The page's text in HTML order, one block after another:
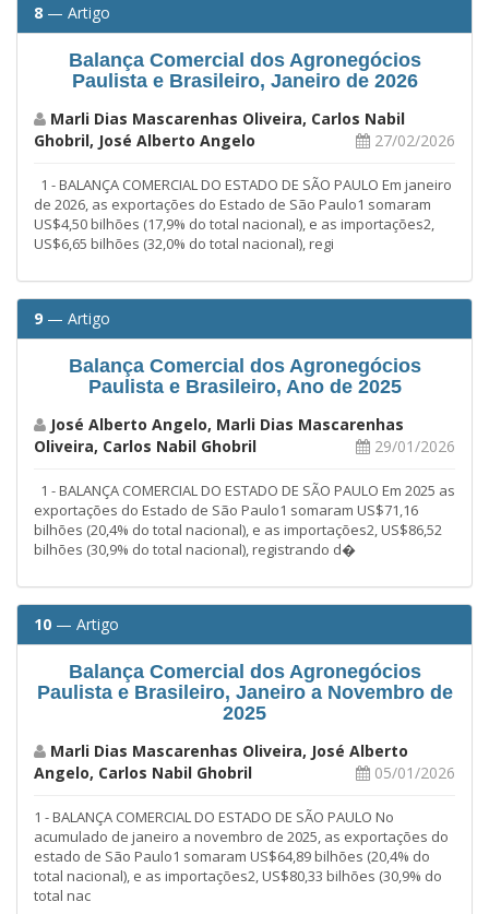
8 — Artigo
Balança Comercial dos Agronegócios
Paulista e Brasileiro, Janeiro de 2026
Marli Dias Mascarenhas Oliveira, Carlos Nabil
Ghobril, José Alberto Angelo
27/02/2026
1 - BALANÇA COMERCIAL DO ESTADO DE SÃO PAULO Em janeiro
de 2026, as exportações do Estado de São Paulo1 somaram
US$4,50 bilhões (17,9% do total nacional), e as importações2,
US$6,65 bilhões (32,0% do total nacional), regi
9 — Artigo
Balança Comercial dos Agronegócios
Paulista e Brasileiro, Ano de 2025
José Alberto Angelo, Marli Dias Mascarenhas
Oliveira, Carlos Nabil Ghobril
29/01/2026
1 - BALANÇA COMERCIAL DO ESTADO DE SÃO PAULO Em 2025 as
exportações do Estado de São Paulo1 somaram US$71,16
bilhões (20,4% do total nacional), e as importações2, US$86,52
bilhões (30,9% do total nacional), registrando d�
10 — Artigo
Balança Comercial dos Agronegócios
Paulista e Brasileiro, Janeiro a Novembro de
2025
Marli Dias Mascarenhas Oliveira, José Alberto
Angelo, Carlos Nabil Ghobril
05/01/2026
1 - BALANÇA COMERCIAL DO ESTADO DE SÃO PAULO No
acumulado de janeiro a novembro de 2025, as exportações do
estado de São Paulo1 somaram US$64,89 bilhões (20,4% do
total nacional), e as importações2, US$80,33 bilhões (30,9% do
total nac